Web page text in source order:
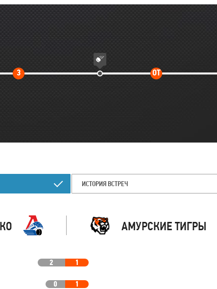
3Третий
ОТДополнительное
ИСТОРИЯ ВСТРЕЧ
АМУРСКИЕ ТИГРЫ
2 1
0 1